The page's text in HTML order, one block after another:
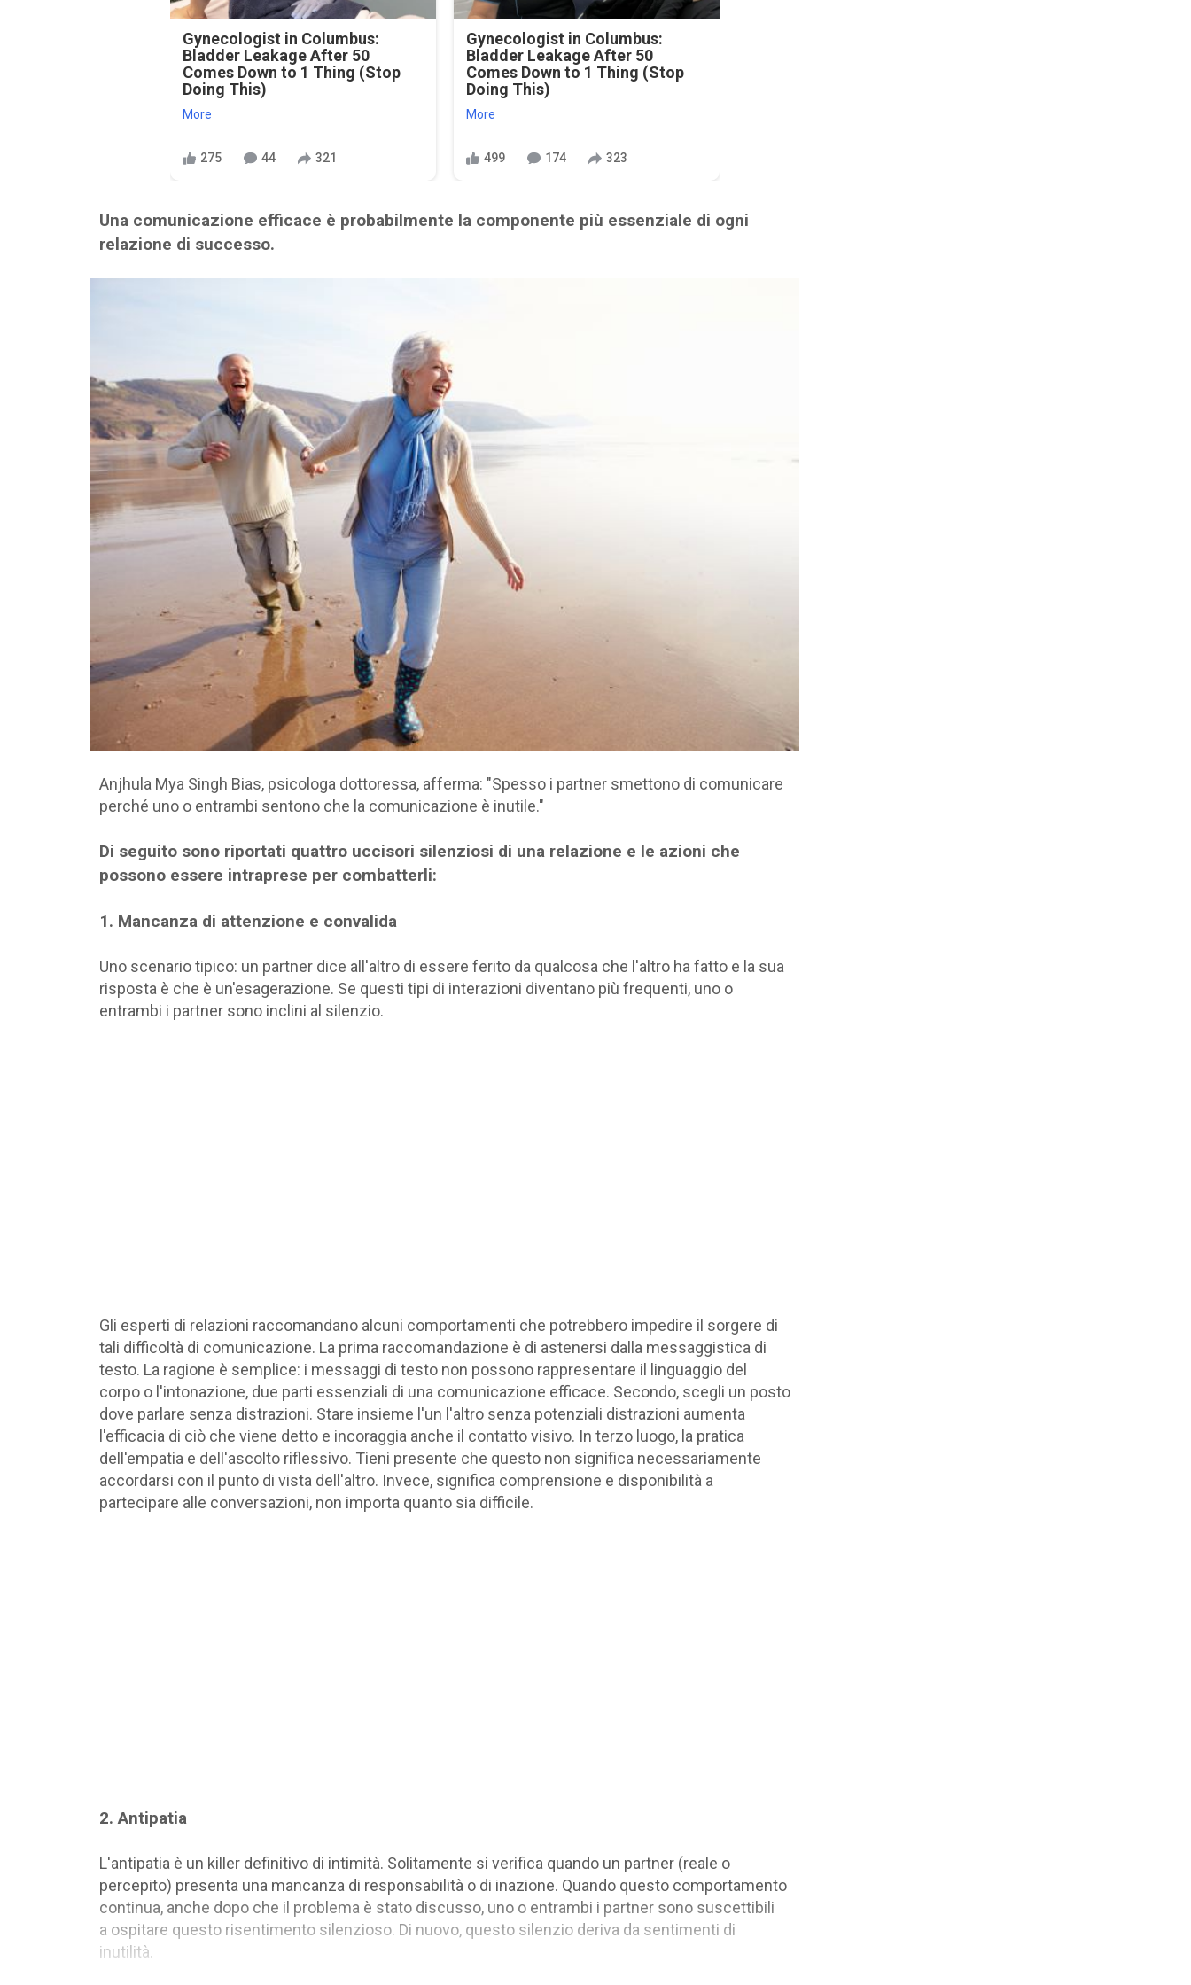
Gynecologist in Columbus:
Bladder Leakage After 50
Comes Down to 1 Thing (Stop
Doing This)
More
275 44 321
Gynecologist in Columbus:
Bladder Leakage After 50
Comes Down to 1 Thing (Stop
Doing This)
More
499 174 323
Una comunicazione efficace è probabilmente la componente più essenziale di ogni
relazione di successo.
Anjhula Mya Singh Bias, psicologa dottoressa, afferma: "Spesso i partner smettono di comunicare
perché uno o entrambi sentono che la comunicazione è inutile."
Di seguito sono riportati quattro uccisori silenziosi di una relazione e le azioni che
possono essere intraprese per combatterli:
1. Mancanza di attenzione e convalida
Uno scenario tipico: un partner dice all'altro di essere ferito da qualcosa che l'altro ha fatto e la sua
risposta è che è un'esagerazione. Se questi tipi di interazioni diventano più frequenti, uno o
entrambi i partner sono inclini al silenzio.
Gli esperti di relazioni raccomandano alcuni comportamenti che potrebbero impedire il sorgere di
tali difficoltà di comunicazione. La prima raccomandazione è di astenersi dalla messaggistica di
testo. La ragione è semplice: i messaggi di testo non possono rappresentare il linguaggio del
corpo o l'intonazione, due parti essenziali di una comunicazione efficace. Secondo, scegli un posto
dove parlare senza distrazioni. Stare insieme l'un l'altro senza potenziali distrazioni aumenta
l'efficacia di ciò che viene detto e incoraggia anche il contatto visivo. In terzo luogo, la pratica
dell'empatia e dell'ascolto riflessivo. Tieni presente che questo non significa necessariamente
accordarsi con il punto di vista dell'altro. Invece, significa comprensione e disponibilità a
partecipare alle conversazioni, non importa quanto sia difficile.
2. Antipatia
L'antipatia è un killer definitivo di intimità. Solitamente si verifica quando un partner (reale o
percepito) presenta una mancanza di responsabilità o di inazione. Quando questo comportamento
continua, anche dopo che il problema è stato discusso, uno o entrambi i partner sono suscettibili
a ospitare questo risentimento silenzioso. Di nuovo, questo silenzio deriva da sentimenti di
inutilità.